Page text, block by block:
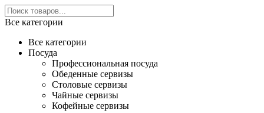
Все категории
Все категории
Посуда
Профессиональная посуда
Обеденные сервизы
Столовые сервизы
Чайные сервизы
Кофейные сервизы